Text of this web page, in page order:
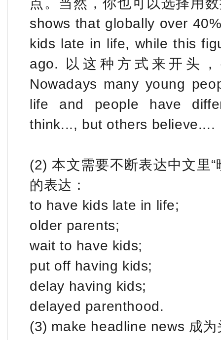
点。当然，你也可以选择用
shows that globally over
kids late in life, while this
ago. 以这种方式来开头
Nowadays many young
life and people have
think..., but others believe....
(2) 本文需要不断表达中文里
的表达：
to have kids late in life;
older parents;
wait to have kids;
put off having kids;
delay having kids;
delayed parenthood.
(3) make headline news 成为